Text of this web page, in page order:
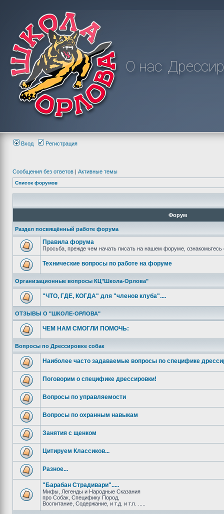
О нас
Вход Регистрация
Сообщения без ответов | Активные темы
Список форумов
Форум
Раздел посвящённый работе форума
Правила форума
Просьба, прежде чем начать писать на нашем форуме,
Технические вопросы по работе на форуме
Организационные вопросы КЦ"Школа-Орлова"
"ЧТО, ГДЕ, КОГДА" для "членов клуба"....
ОТЗЫВЫ О "ШКОЛЕ-ОРЛОВА"
ЧЕМ НАМ СМОГЛИ ПОМОЧЬ:
Вопросы по Дрессировке собак
Наиболее часто задаваемые вопросы по специфике
Поговорим о специфике дрессировки!
Вопросы по управляемости
Вопросы по охранным навыкам
Занятия с щенком
Цитируем Классиков...
Разное...
"Барабан Страдивари".....
Мифы, Легенды и Народные Сказания
про Собак, Специфику Пород,
Воспитание, Содержание, и т.д. и т.п. .....